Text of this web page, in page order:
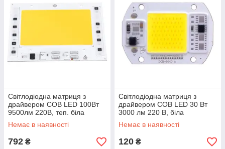
Світлодіодна матриця з
драйвером COB LED 100Вт
9500лм 220В, теп. біла
Немає в наявності
792 ₴
Світлодіодна матриця з
драйвером COB LED 30 Вт
3000 лм 220 В, біла
Немає в наявності
120 ₴